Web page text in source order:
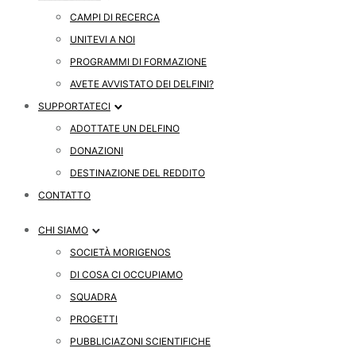
CAMPI DI RECERCA
UNITEVI A NOI
PROGRAMMI DI FORMAZIONE
AVETE AVVISTATO DEI DELFINI?
SUPPORTATECI
ADOTTATE UN DELFINO
DONAZIONI
DESTINAZIONE DEL REDDITO
CONTATTO
CHI SIAMO
SOCIETÀ MORIGENOS
DI COSA CI OCCUPIAMO
SQUADRA
PROGETTI
PUBBLICIAZONI SCIENTIFICHE